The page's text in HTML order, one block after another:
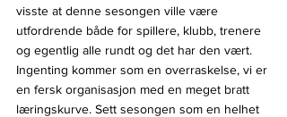
visste at denne sesongen ville være
utfordrende både for spillere, klubb, trenere
og egentlig alle rundt og det har den vært.
Ingenting kommer som en overraskelse, vi er
en fersk organisasjon med en meget bratt
læringskurve. Sett sesongen som en helhet